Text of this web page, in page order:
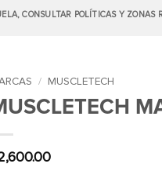
CONSULTAR POLÍTICAS Y ZONAS
/ MUSCLETECH